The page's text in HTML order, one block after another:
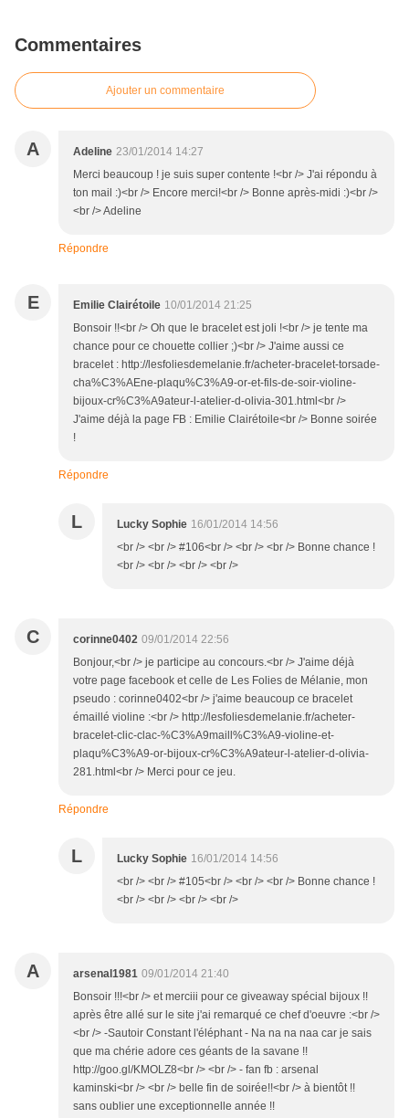
Commentaires
Ajouter un commentaire
A Adeline 23/01/2014 14:27
Merci beaucoup ! je suis super contente !<br /> J'ai répondu à
ton mail :)<br /> Encore merci!<br /> Bonne après-midi :)<br />
<br /> Adeline
Répondre
E Emilie Clairétoile 10/01/2014 21:25
Bonsoir !!<br /> Oh que le bracelet est joli !<br /> je tente ma
chance pour ce chouette collier ;)<br /> J'aime aussi ce
bracelet : http://lesfoliesdemelanie.fr/acheter-bracelet-torsade-
cha%C3%AEne-plaqu%C3%A9-or-et-fils-de-soir-violine-
bijoux-cr%C3%A9ateur-l-atelier-d-olivia-301.html<br />
J'aime déjà la page FB : Emilie Clairétoile<br /> Bonne soirée
!
Répondre
L Lucky Sophie 16/01/2014 14:56
<br /> <br /> #106<br /> <br /> <br /> Bonne chance !
<br /> <br /> <br /> <br />
C corinne0402 09/01/2014 22:56
Bonjour,<br /> je participe au concours.<br /> J'aime déjà
votre page facebook et celle de Les Folies de Mélanie, mon
pseudo : corinne0402<br /> j'aime beaucoup ce bracelet
émaillé violine :<br /> http://lesfoliesdemelanie.fr/acheter-
bracelet-clic-clac-%C3%A9maill%C3%A9-violine-et-
plaqu%C3%A9-or-bijoux-cr%C3%A9ateur-l-atelier-d-olivia-
281.html<br /> Merci pour ce jeu.
Répondre
L Lucky Sophie 16/01/2014 14:56
<br /> <br /> #105<br /> <br /> <br /> Bonne chance !
<br /> <br /> <br /> <br />
A arsenal1981 09/01/2014 21:40
Bonsoir !!!<br /> et merciii pour ce giveaway spécial bijoux !!
après être allé sur le site j'ai remarqué ce chef d'oeuvre :<br />
<br /> -Sautoir Constant l'éléphant - Na na na naa car je sais
que ma chérie adore ces géants de la savane !!
http://goo.gl/KMOLZ8<br /> <br /> - fan fb : arsenal
kaminski<br /> <br /> belle fin de soirée!!<br /> à bientôt !!
sans oublier une exceptionnelle année !!